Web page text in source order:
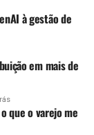
à gestão de
em mais de
que o varejo me